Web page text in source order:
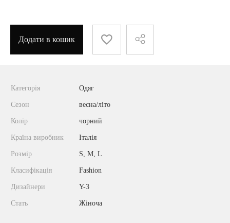
Додати в кошик
Категорія Одяг
Сезон весна/літо
Колір чорний
Країна виробник Італія
Розмір S, M, L
Класифікація Fashion
Дизайнери Y-3
Стать Жіноча